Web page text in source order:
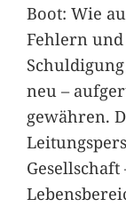
Boot: Wie
Fehlern und
neu –
gewähren.